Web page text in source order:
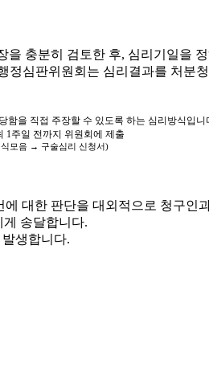
을 충분히 검토한 후, 심리기일을
정심판위원회는 심리결과를 처분
함을 직접 주장할 수 있도록 하는 심리방식입니
1주일 전까지 위원회에 제출
모음 → 구술심리 신청서)
대한 판단을 대외적으로 청구인
송달합니다.
생합니다.